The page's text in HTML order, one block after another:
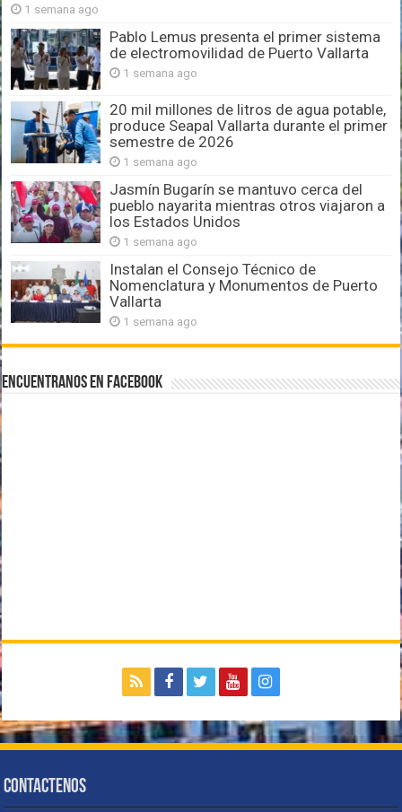
1 semana ago
Pablo Lemus presenta el primer sistema
de electromovilidad de Puerto Vallarta
1 semana ago
20 mil millones de litros de agua potable,
produce Seapal Vallarta durante el primer
semestre de 2026
1 semana ago
Jasmín Bugarín se mantuvo cerca del
pueblo nayarita mientras otros viajaron a
los Estados Unidos
1 semana ago
Instalan el Consejo Técnico de
Nomenclatura y Monumentos de Puerto
Vallarta
1 semana ago
Encuentranos en Facebook
Contactenos